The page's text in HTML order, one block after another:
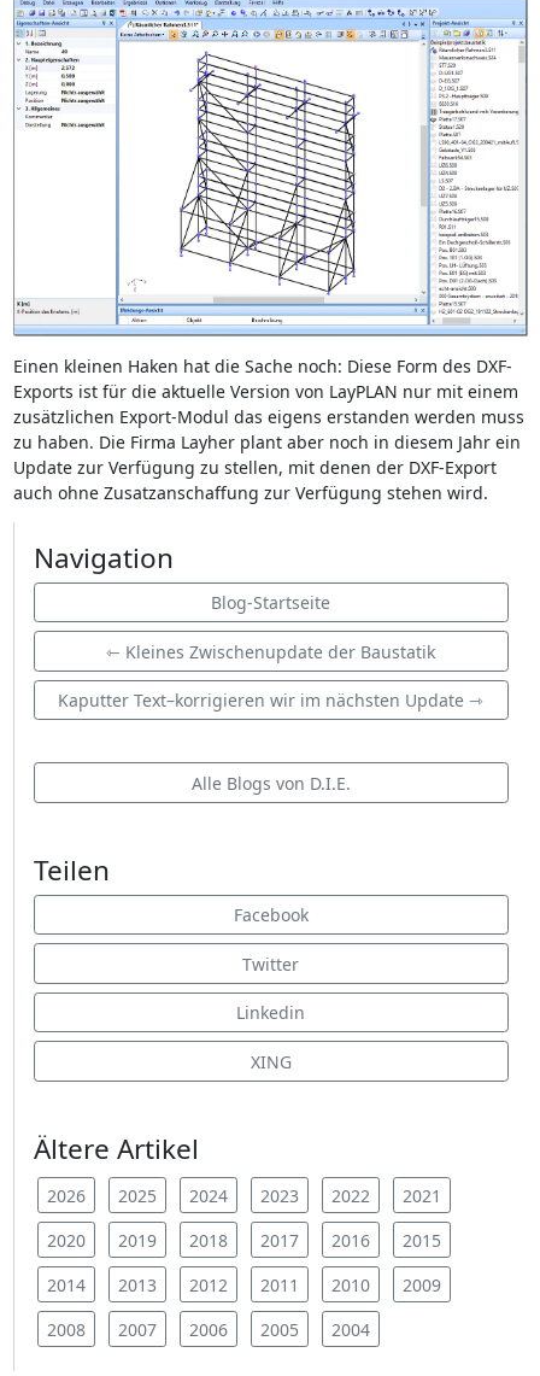
Einen kleinen Haken hat die Sache noch: Diese Form des DXF-
Exports ist für die aktuelle Version von LayPLAN nur mit einem
zusätzlichen Export-Modul das eigens erstanden werden muss
zu haben. Die Firma Layher plant aber noch in diesem Jahr ein
Update zur Verfügung zu stellen, mit denen der DXF-Export
auch ohne Zusatzanschaffung zur Verfügung stehen wird.
Navigation
Blog-Startseite
⇽ Kleines Zwischenupdate der Baustatik
Kaputter Text–korrigieren wir im nächsten Update ⇾
Alle Blogs von D.I.E.
Teilen
Facebook
Twitter
Linkedin
XING
Ältere Artikel
2026 2025 2024 2023 2022
2021
2020
2019 2018 2017 2016
2015
2014
2013 2012 2011 2010
2009
2008
2007 2006 2005 2004